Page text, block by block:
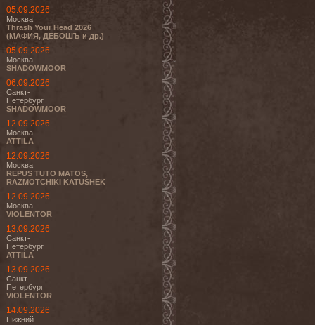
05.09.2026
Москва
Thrash Your Head 2026
(МАФИЯ, ДЕБОШЪ и др.)
05.09.2026
Москва
SHADOWMOOR
06.09.2026
Санкт-
Петербург
SHADOWMOOR
12.09.2026
Москва
ATTILA
12.09.2026
Москва
REPUS TUTO MATOS,
RAZMOTCHIKI KATUSHEK
12.09.2026
Москва
VIOLENTOR
13.09.2026
Санкт-
Петербург
ATTILA
13.09.2026
Санкт-
Петербург
VIOLENTOR
14.09.2026
Нижний